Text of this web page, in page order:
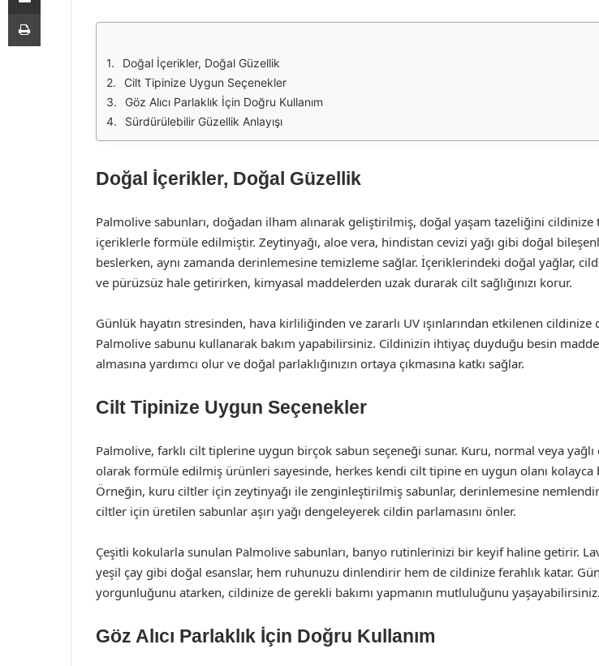
Doğal İçerikler, Doğal Güzellik
Cilt Tipinize Uygun Seçenekler
Göz Alıcı Parlaklık İçin Doğru Kullanım
Sürdürülebilir Güzellik Anlayışı
Doğal İçerikler, Doğal Güzellik
Palmolive sabunları, doğadan ilham alınarak geliştirilmiş, doğal yaşam tazeliğini cildinize
içeriklerle formüle edilmiştir. Zeytinyağı, aloe vera, hindistan cevizi yağı gibi doğal
beslerken, aynı zamanda derinlemesine temizleme sağlar. İçeriklerindeki doğal yağlar,
ve pürüzsüz hale getirirken, kimyasal maddelerden uzak durarak cilt sağlığınızı korur.
Günlük hayatın stresinden, hava kirliliğinden ve zararlı UV ışınlarından etkilenen
Palmolive sabunu kullanarak bakım yapabilirsiniz. Cildinizin ihtiyaç duyduğu besin
almasına yardımcı olur ve doğal parlaklığınızın ortaya çıkmasına katkı sağlar.
Cilt Tipinize Uygun Seçenekler
Palmolive, farklı cilt tiplerine uygun birçok sabun seçeneği sunar. Kuru, normal veya
olarak formüle edilmiş ürünleri sayesinde, herkes kendi cilt tipine en uygun olanı kolayca
Örneğin, kuru ciltler için zeytinyağı ile zenginleştirilmiş sabunlar, derinlemesine
ciltler için üretilen sabunlar aşırı yağı dengeleyerek cildin parlamasını önler.
Çeşitli kokularla sunulan Palmolive sabunları, banyo rutinlerinizi bir keyif haline getirir.
yeşil çay gibi doğal esanslar, hem ruhunuzu dinlendirir hem de cildinize ferahlık katar.
yorgunluğunu atarken, cildinize de gerekli bakımı yapmanın mutluluğunu yaşayabilirsiniz.
Göz Alıcı Parlaklık İçin Doğru Kullanım